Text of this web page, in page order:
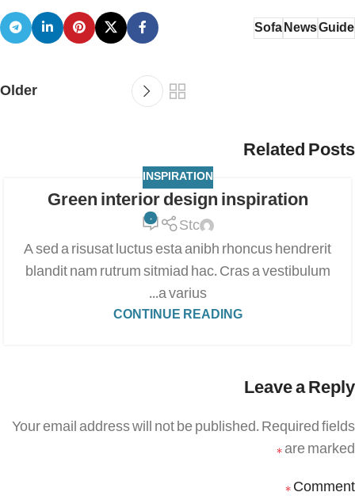
Guide
News
Sofa
Older
Related Posts
INSPIRATION
Green interior design inspiration
Stc
0
A sed a risusat luctus esta anibh rhoncus hendrerit
blandit nam rutrum sitmiad hac. Cras a vestibulum
a varius...
CONTINUE READING
Leave a Reply
Your email address will not be published. Required fields
are marked
*
Comment
*